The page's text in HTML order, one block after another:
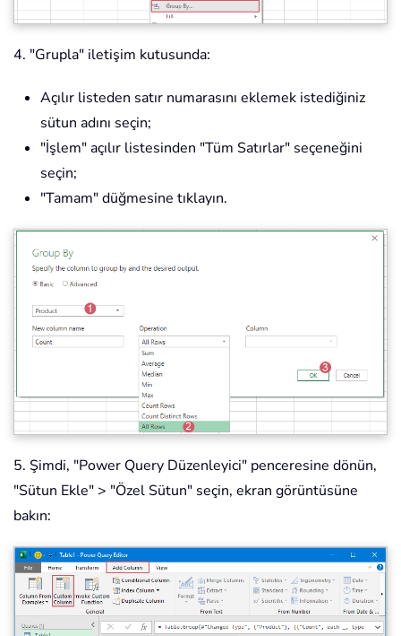
4. "Grupla" iletişim kutusunda:
Açılır listeden satır numarasını eklemek istediğiniz
sütun adını seçin;
"İşlem" açılır listesinden "Tüm Satırlar" seçeneğini
seçin;
"Tamam" düğmesine tıklayın.
5. Şimdi, "Power Query Düzenleyici" penceresine dönün,
"Sütun Ekle" > "Özel Sütun" seçin, ekran görüntüsüne
bakın: